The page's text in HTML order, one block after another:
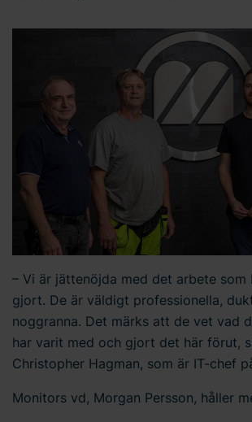
– Vi är jättenöjda med det arbete som
gjort. De är väldigt professionella,
noggranna. Det märks att de vet vad
har varit med och gjort det här förut,
Christopher Hagman, som är IT-chef
Monitors vd, Morgan Persson, håller